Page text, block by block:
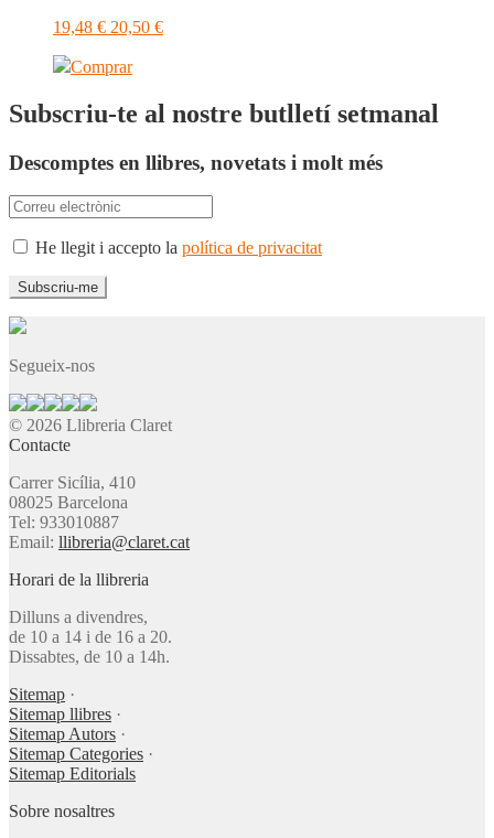
19,48 € 20,50 €
Comprar
Subscriu-te al nostre butlletí setmanal
Descomptes en llibres, novetats i molt més
He llegit i accepto la política de privacitat
Segueix-nos
© 2026 Llibreria Claret
Contacte
Carrer Sicília, 410
08025 Barcelona
Tel: 933010887
Email: llibreria@claret.cat
Horari de la llibreria
Dilluns a divendres,
de 10 a 14 i de 16 a 20.
Dissabtes, de 10 a 14h.
Sitemap ·
Sitemap llibres ·
Sitemap Autors ·
Sitemap Categories ·
Sitemap Editorials
Sobre nosaltres